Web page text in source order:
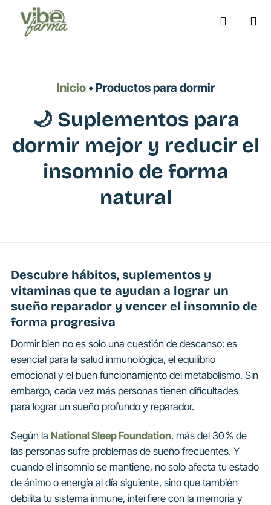
contenido
Inicio• Productos para dormir
🌙 Suplementos para
dormir mejor y reducir el
insomnio de forma
natural
Descubre hábitos, suplementos y
vitaminas que te ayudan a lograr un
sueño reparador y vencer el insomnio de
forma progresiva
Dormir bien no es solo una cuestión de descanso: es
esencial para la salud inmunológica, el equilibrio
emocional y el buen funcionamiento del metabolismo. Sin
embargo, cada vez más personas tienen dificultades
para lograr un sueño profundo y reparador.
Según laNational Sleep Foundation, más del 30 % de
las personas sufre problemas de sueño frecuentes. Y
cuando el insomnio se mantiene, no solo afecta tu estado
de ánimo o energía al día siguiente, sino que también
debilita tu sistema inmune, interfiere con la memoria y